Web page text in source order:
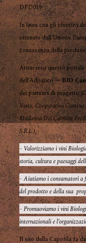
DPD019
In linea con gli obiettivi
ottenuto dall’Unione
conoscenza della
Attraverso questo
dell’Adriatico —BIO
dei partners di progetto (
Vasto, Cooperativa
Madonna Del Carmine
S.R.L.),
– Valorizziamo i vini
storia, cultura e paesaggi
– Aiutiamo i consumatori a
del prodotto e della sua
– Promuoviamo i vini
internazionali e
Il sito della Capofila fa